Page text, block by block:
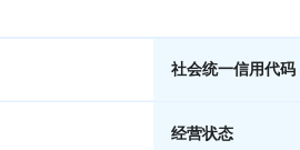
社会统一信用代码
经营状态